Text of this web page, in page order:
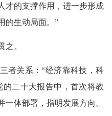
才的支撑作用，进一步形成
的生动局面。”
。
关系：“经济靠科技，科
二十大报告中，首次将教
体部署，指明发展方向。